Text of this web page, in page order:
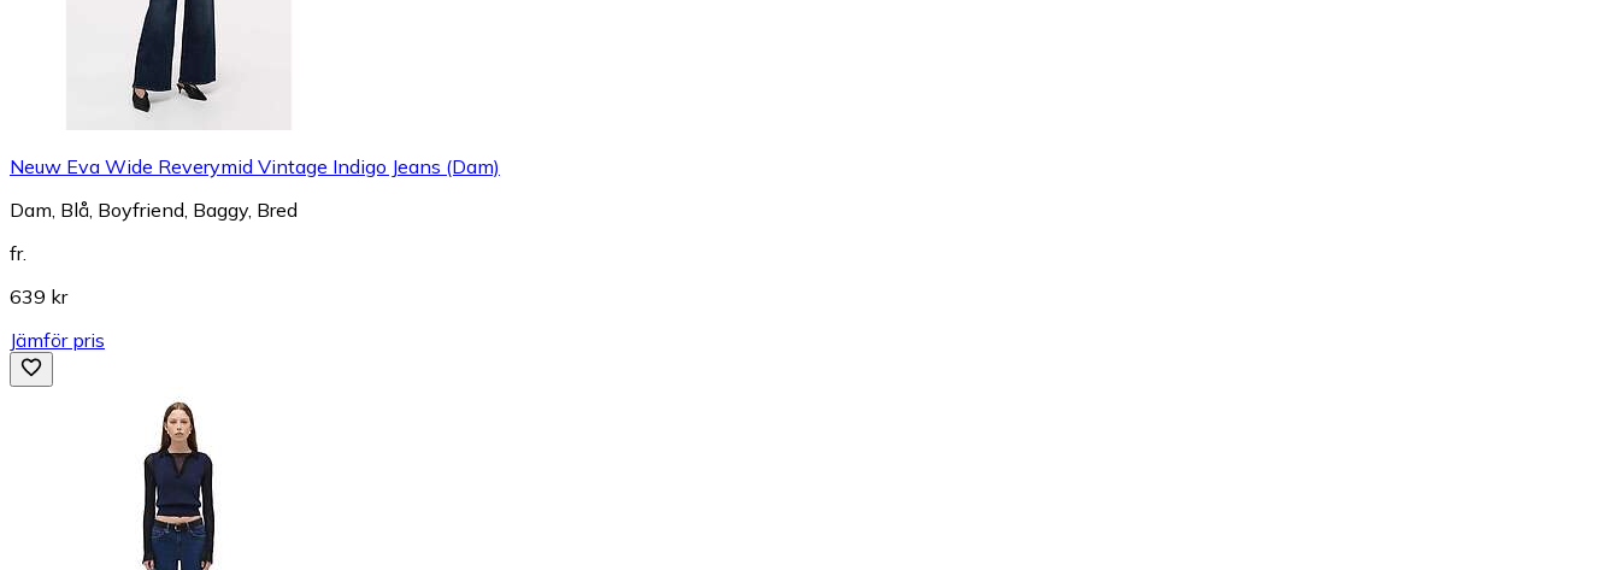
Neuw Eva Wide Reverymid Vintage Indigo Jeans (Dam)
Dam, Blå, Boyfriend, Baggy, Bred
fr.
639 kr
Jämför pris